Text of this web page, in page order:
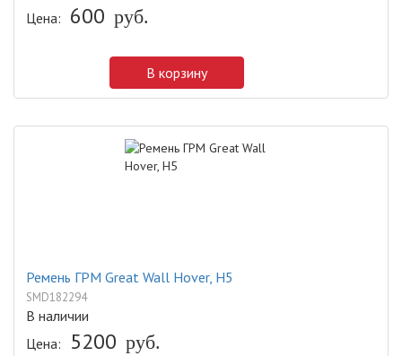
Цена: 600 руб.
В корзину
Ремень ГРМ Great Wall Hover, H5
SMD182294
В наличии
Цена:
5200 руб.